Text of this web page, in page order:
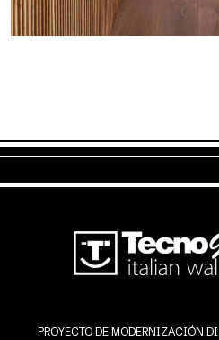
PROYECTO DE MODERNIZACIÓN